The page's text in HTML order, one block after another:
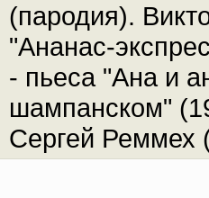
(пародия).
"Ананас-
- пьеса "Ана и
шампанском"
Сергей Реммех